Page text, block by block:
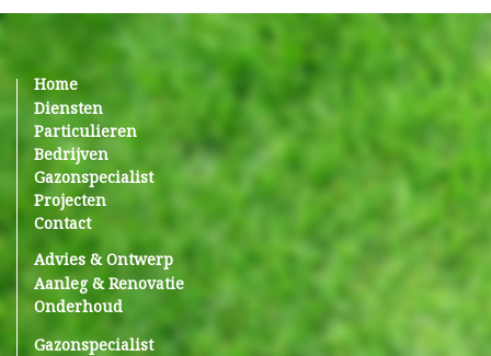
Home
Diensten
Particulieren
Bedrijven
Gazonspecialist
Projecten
Contact
Advies & Ontwerp
Aanleg & Renovatie
Onderhoud
Gazonspecialist